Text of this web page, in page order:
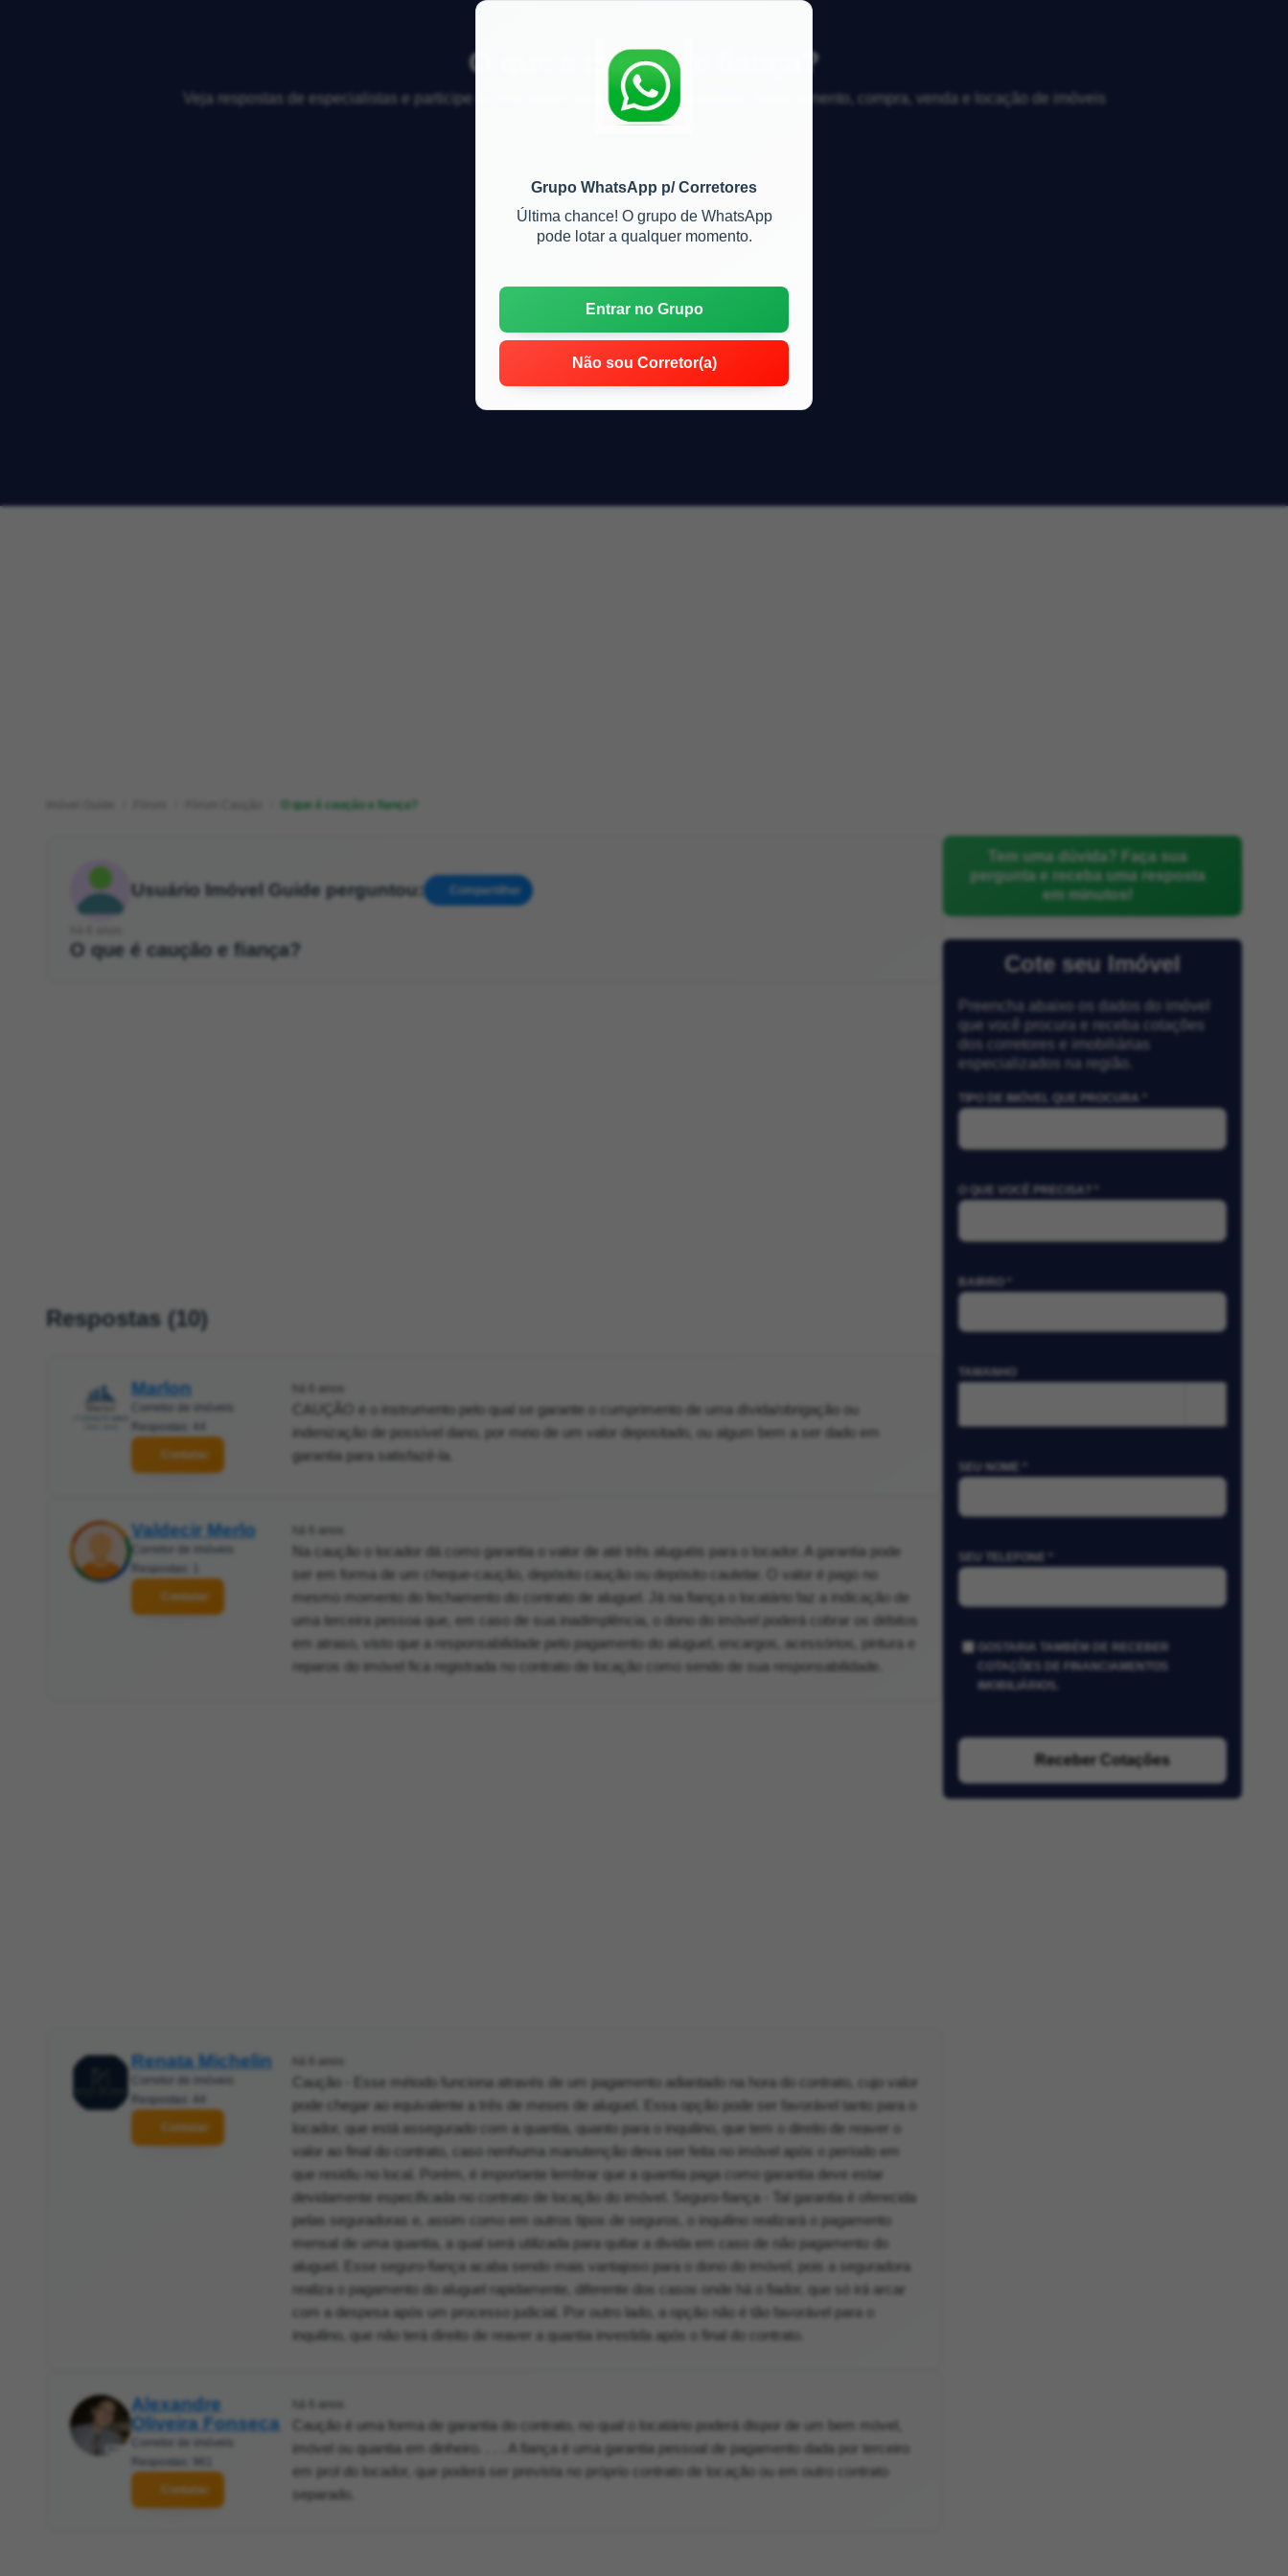
Grupo WhatsApp p/ Corretores
Última chance! O grupo de WhatsApp
pode lotar a qualquer momento.
Entrar no Grupo
Não sou Corretor(a)
O que é caução e fiança?
Veja respostas de especialistas e participe da discussão sobre mercado imobiliário, financiamento, compra, venda e locação de imóveis
O que é caução e fiança?
Usuário Imóvel Guide perguntou: Compartilhar
O que é caução e fiança?
Respostas (10)
Marlon
Contatar
CAUÇÃO é o instrumento pelo qual se garante o cumprimento de uma dívida/obrigação ou
indenização de possível dano, por meio de um valor depositado, ou algum bem a ser dado em
garantia para satisfazê-la.
Valdecir Merlo
Contatar
Na caução o locador dá como garantia o valor de até três aluguéis para o locador. A garantia pode
ser em forma de um cheque-caução, depósito caução ou depósito cautelar. O valor é pago no
mesmo momento do fechamento do contrato de aluguel. Já na fiança o locatário faz a indicação de
uma terceira pessoa que, em caso de sua inadimplência, o dono do imóvel poderá cobrar os débitos
em atraso, visto que a responsabilidade pelo pagamento do aluguel, encargos, acessórios, pintura e
reparos do imóvel fica registrada no contrato de locação como sendo de sua responsabilidade.
Renata Michelin
Contatar
Caução - Esse método funciona através de um pagamento adiantado na hora do contrato, cujo valor
pode chegar ao equivalente a três de meses de aluguel. Essa opção pode ser favorável tanto para o
locador, que está assegurado com a quantia, quanto para o inquilino, que tem o direito de reaver o
valor ao final do contrato, caso nenhuma manutenção deva ser feita no imóvel após o período em
que residiu no local. Porém, é importante lembrar que a quantia paga como garantia deve estar
devidamente especificada no contrato de locação do imóvel. Seguro-fiança - Tal garantia é oferecida
pelas seguradoras e, assim como em outros tipos de seguros, o inquilino realizará o pagamento
mensal de uma quantia, a qual será utilizada para quitar a divida em caso de não pagamento do
aluguel. Esse seguro-fiança acaba sendo mais vantajoso para o dono do imóvel, pois a seguradora
realiza o pagamento do aluguel rapidamente, diferente dos casos onde há o fiador, que só irá arcar
com a despesa após um processo judicial. Por outro lado, a opção não é tão favorável para o
inquilino, que não terá direito de reaver a quantia investida após o final do contrato.
Alexandre
Oliveira Fonseca
Contatar
Caução é uma forma de garantia do contrato, no qual o locatário poderá dispor de um bem móvel,
imóvel ou quantia em dinheiro. . . . A fiança é uma garantia pessoal de pagamento dada por terceiro
em prol do locador, que poderá ser prevista no próprio contrato de locação ou em outro contrato
separado.
Tem uma dúvida? Faça sua
pergunta e receba uma resposta
em minutos!
Cote seu Imóvel
Preencha abaixo os dados do imóvel
que você procura e receba cotações
dos corretores e imobiliárias
especializados na região.
TIPO DE IMÓVEL QUE PROCURA *
O QUE VOCÊ PRECISA? *
TAMANHO
SEU NOME *
SEU TELEFONE *
GOSTARIA TAMBÉM DE RECEBER
COTAÇÕES DE FINANCIAMENTOS
IMOBILIÁRIOS.
Receber Cotações